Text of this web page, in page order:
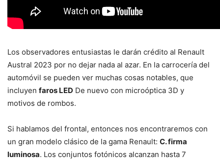
Los observadores entusiastas le darán crédito al Renault
Austral 2023 por no dejar nada al azar. En la carrocería del
automóvil se pueden ver muchas cosas notables, que
incluyen faros LED De nuevo con microóptica 3D y
motivos de rombos.
Si hablamos del frontal, entonces nos encontraremos con
un gran modelo clásico de la gama Renault: C. firma
luminosa. Los conjuntos fotónicos alcanzan hasta 7